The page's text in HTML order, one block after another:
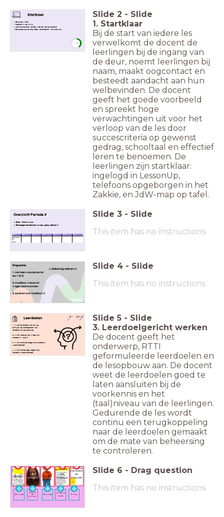
Startklaar
Op je plek zitten
Telefoon in hetZakkie
Jas over de stoel, oortjes in de tas, tas op de grond
Schoolspullen op tafel: Boek, Chromebook, JdW-map, etui
Slide 2 - Slide
1. Startklaar
Bij de start van iedere les
verwelkomt de docent de
leerlingen bij de ingang van
de deur, noemt leerlingen bij
naam, maakt oogcontact en
besteedt aandacht aan hun
welbevinden. De docent
geeft het goede voorbeeld
en spreekt hoge
verwachtingen uit voor het
verloop van de les door
succescriteria op gewenst
gedrag, schooltaal en effectief
leren te benoemen. De
leerlingen zijn startklaar:
ingelogd in LessonUp,
telefoons opgeborgen in het
Zakkie, en JdW-map op tafel.
Overzicht Periode #
Boek: Omar & Luka
Benodigde lesmaterialen: je map, laptop, oefenen.nl
Week 1 Week 2 Week 3 Week 4 Week 5 Week 6
Week 7
boek Omar en
Luka
H4 en 5
Slide 3 - Slide
This item has no instructions
Programma
1. Herhalen woordenschat
les 1 t/m 3.
2. Hoofdstuk 4 lezen en
vragen beantwoorden
3. spreken over hoofdstuk 3
+. Zelfstandig oefenen.nl Slide 4 - Slide
This item has no instructions
Leerdoelen
1. Ik ken de woorden: de titel, de
schrijver, de hoofdpersoon, het
hoofdstuk en de bladzijde.
2. Ik kan vertellen wat ik weet van
hoofdstuk 1, 2 en 3
3. Ik kan computervragen over hoofdstuk
4 beantwoorden.
4. Ik kan mondelinge vragen over
hoofdstuk 3 beantwoorden.
Slide 5 - Slide
3. Leerdoelgericht werken
De docent geeft het
onderwerp, RTTI
geformuleerde leerdoelen en
de lesopbouw aan. De docent
weet de leerdoelen goed te
laten aansluiten bij de
voorkennis en het
(taal)niveau van de leerlingen.
Gedurende de les wordt
continu een terugkoppeling
naar de leerdoelen gemaakt
om de mate van beheersing
te controleren.
de titel
de
schrijver
de
hoofd-
persoon
het
hoofdstuk
de
bladzijde
23 totaal
Anne van
der
Moolen
53 totaal
Omar &
Luka
Omar
Slide 6 - Drag question
This item has no instructions